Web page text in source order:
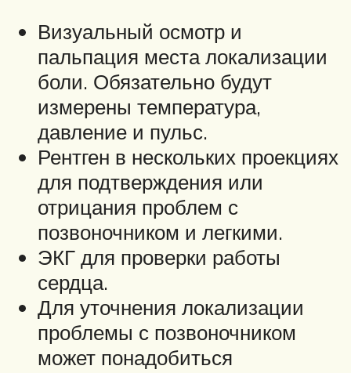
Визуальный осмотр и
пальпация места локализации
боли. Обязательно будут
измерены температура,
давление и пульс.
Рентген в нескольких проекциях
для подтверждения или
отрицания проблем с
позвоночником и легкими.
ЭКГ для проверки работы
сердца.
Для уточнения локализации
проблемы с позвоночником
может понадобиться